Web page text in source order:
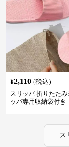
¥2,110 (税込)
スリッパ 折りたたみ
ッパ専用収納袋付き
ス